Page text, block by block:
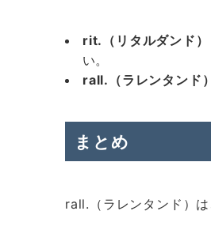
rit.（リタルダンド）
い。
rall.（ラレンタンド）
まとめ
rall.（ラレンタンド）